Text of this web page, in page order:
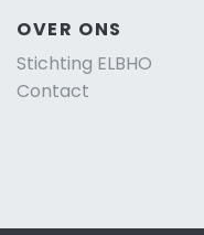
OVER ONS
Stichting ELBHO
Contact